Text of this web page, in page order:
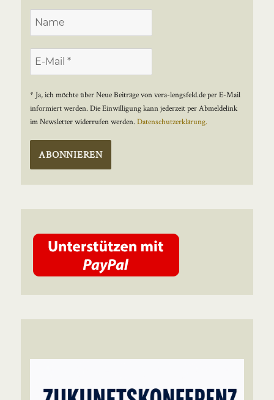
* Ja, ich möchte über Neue Beiträge von vera-lengsfeld.de per E-Mail
informiert werden. Die Einwilligung kann jederzeit per Abmeldelink
im Newsletter widerrufen werden.Datenschutzerklärung.